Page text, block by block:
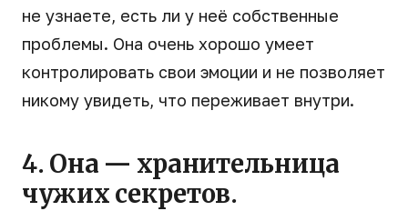
не узнаете, есть ли у неё собственные
проблемы. Она очень хорошо умеет
контролировать свои эмоции и не позволяет
никому увидеть, что переживает внутри.
4. Она — хранительница
чужих секретов.